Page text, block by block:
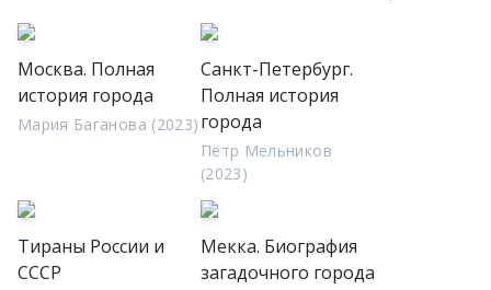
Москва. Полная
история города
Мария Баганова (2023)
Санкт-Петербург.
Полная история
города
Пётр Мельников
(2023)
Тираны России и
СССР
Мекка. Биография
загадочного города